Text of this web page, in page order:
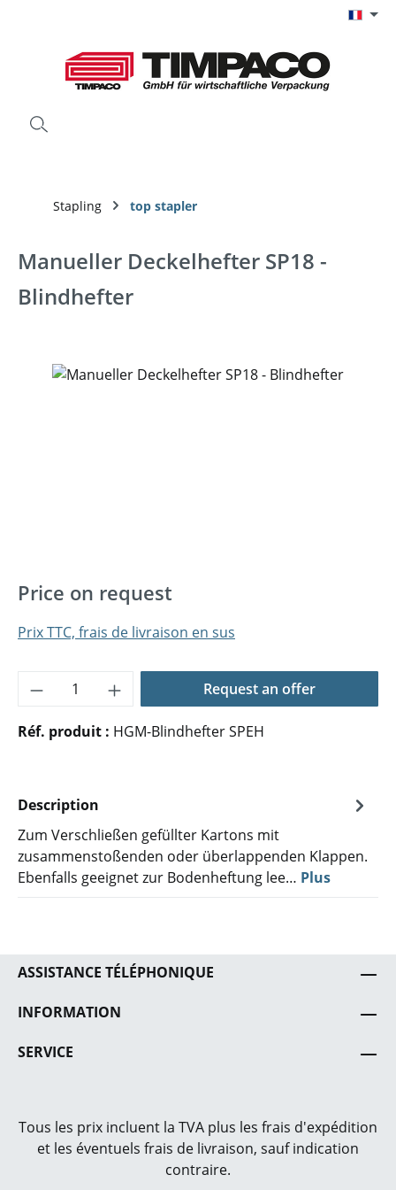
Stapling top stapler
Manueller Deckelhefter SP18 -
Blindhefter
Ignorer la galerie d'images
Price on request
Prix TTC, frais de livraison en sus
Quantité de produit : Entrez la
Request an offer
Réf. produit : HGM-Blindhefter SPEH
Description
Zum Verschließen gefüllter Kartons mit
zusammenstoßenden oder überlappenden Klappen.
Ebenfalls geeignet zur Bodenheftung lee… Plus
ASSISTANCE TÉLÉPHONIQUE
INFORMATION
SERVICE
Tous les prix incluent la TVA plus les frais d'expédition
et les éventuels frais de livraison, sauf indication
contraire.